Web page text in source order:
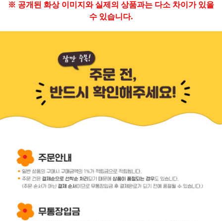
※ 공개된 화상 이미지와 실제의 상품과는 다소 차이가 있을
수 있습니다.